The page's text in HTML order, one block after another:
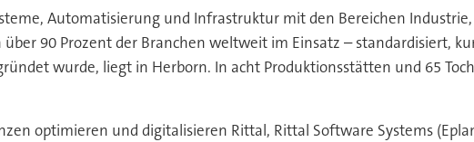
Automatisierung und Infrastruktur mit den Bereichen Industrie,
90 Prozent der Branchen weltweit im Einsatz – standardisiert,
wurde, liegt in Herborn. In acht Produktionsstätten und 65
optimieren und digitalisieren Rittal, Rittal Software Systems